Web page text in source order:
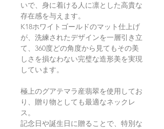
いで、身に着ける人に凛とした高貴な
存在感を与えます。
K18ホワイトゴールドのマット仕上げ
が、洗練されたデザインを一層引き立
て、360度どの角度から見てもその美
しさを損なわない完璧な造形美を実現
しています。
極上のグアテマラ産翡翠を使用してお
り、贈り物としても最適なネックレ
ス。
記念日や誕生日に贈ることで、特別な